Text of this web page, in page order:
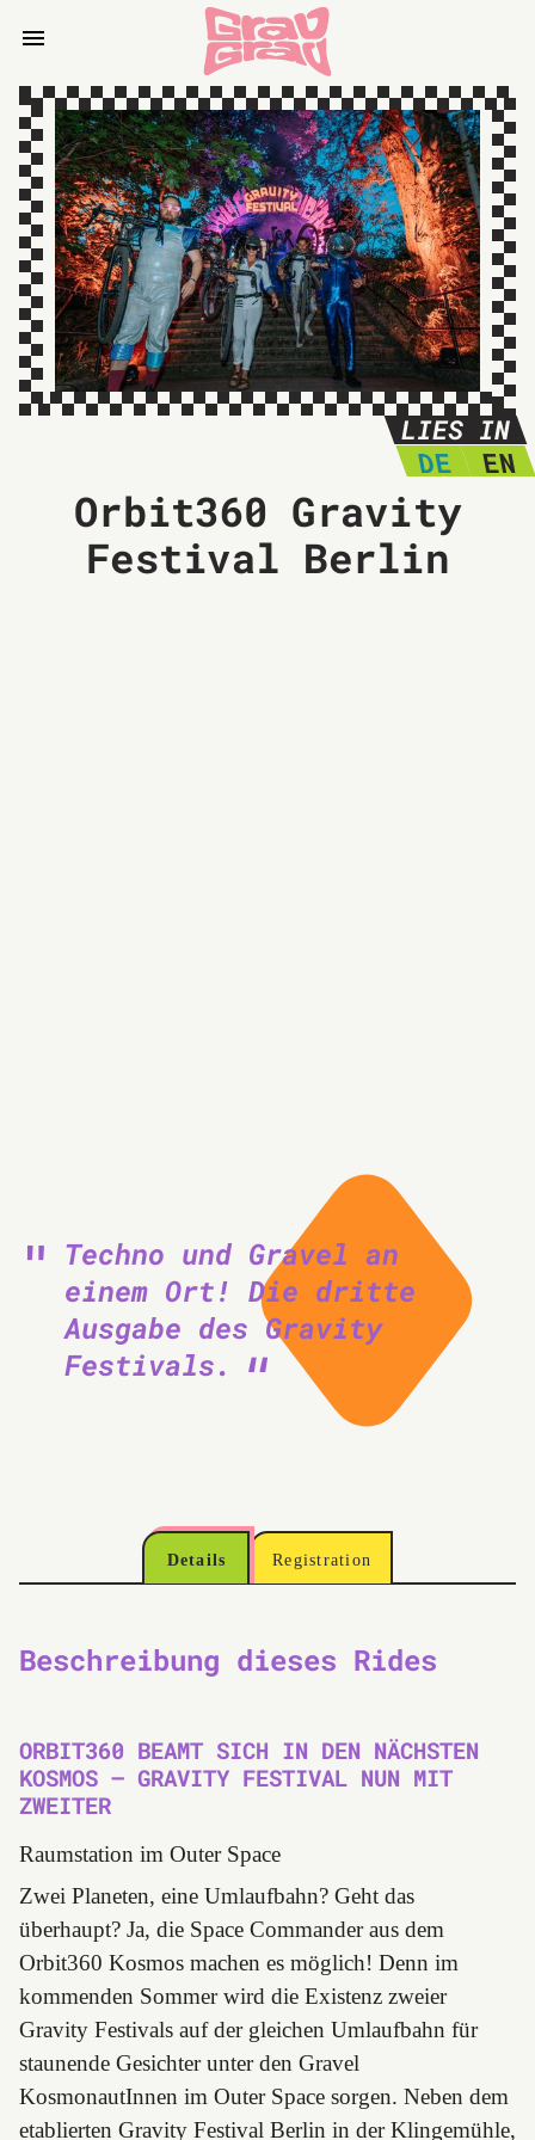
LIES IN
DE
EN
Orbit360 Gravity
Festival Berlin
Techno und Gravel an
einem Ort! Die dritte
Ausgabe des Gravity
Festivals.
Details Registration
Beschreibung dieses Rides
ORBIT360 BEAMT SICH IN DEN NÄCHSTEN
KOSMOS – GRAVITY FESTIVAL NUN MIT
ZWEITER
Raumstation im Outer Space
Zwei Planeten, eine Umlaufbahn? Geht das
überhaupt? Ja, die Space Commander aus dem
Orbit360 Kosmos machen es möglich! Denn im
kommenden Sommer wird die Existenz zweier
Gravity Festivals auf der gleichen Umlaufbahn für
staunende Gesichter unter den Gravel
KosmonautInnen im Outer Space sorgen. Neben dem
etablierten Gravity Festival Berlin in der Klingemühle,